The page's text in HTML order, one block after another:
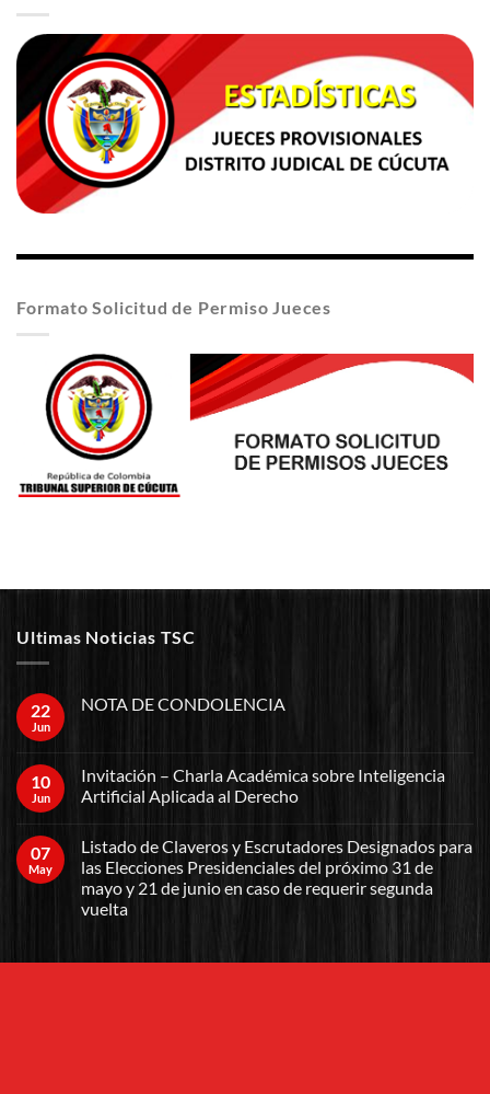
Formato Solicitud de Permiso Jueces
Ultimas Noticias TSC
22
Jun
NOTA DE CONDOLENCIA
10
Jun
Invitación – Charla Académica sobre Inteligencia
Artificial Aplicada al Derecho
07
May
Listado de Claveros y Escrutadores Designados para
las Elecciones Presidenciales del próximo 31 de
mayo y 21 de junio en caso de requerir segunda
vuelta